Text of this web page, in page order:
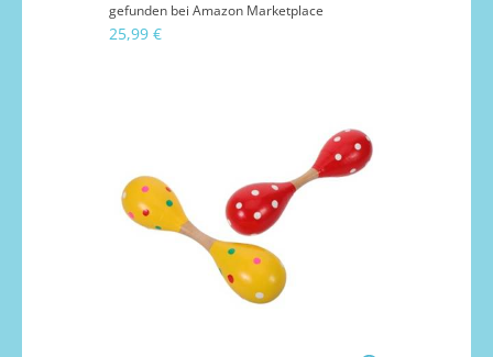
gefunden bei Amazon Marketplace
25,99 €